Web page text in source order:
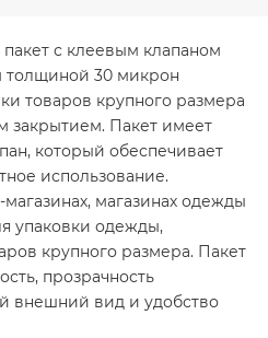
с клеевым клапаном
толщиной 30 микрон
товаров крупного размера
закрытием. Пакет имеет
который обеспечивает
использование.
магазинах одежды
упаковки одежды,
крупного размера. Пакет
прозрачность
внешний вид и удобство